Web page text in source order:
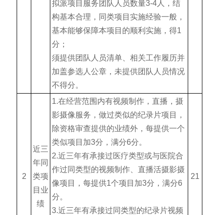
拟派项目服务团队人员数量3-4人，结
构基本合理，同类项目实施经验一般，
基本能够保障本项目的顺利实施，得1
分；
须提供团队人员清单、相关工作履历并
加盖参选人公章，未提供团队人员情况
不得分。
2
近三
年同
类项
目业
绩
1.在经营范围内有视频制作，直播，摄
影摄像服务，做过类似的纪录片项目，
除资格审查提供的业绩外，每提供一个
类似项目加3分，满分6分。
2.近三年有承接过医疗类型或与医院合
作过同类型的视频制作、直播活摄影摄
像项目，每提供1个项目加3分，满分6
分。
3.近三年有承接过同类型的纪录片视频
21